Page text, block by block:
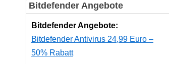
Bitdefender Angebote
Bitdefender Angebote:
Bitdefender Antivirus 24,99 Euro –
50% Rabatt